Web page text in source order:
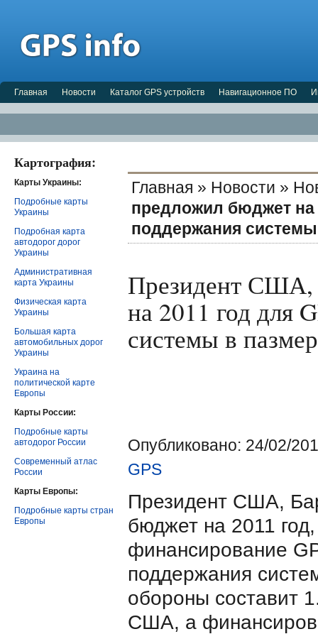
Главная Новости Каталог GPS устройств Навигационное ПО
Главная » Новости »
предложил бюджет на
поддержания
Президент США,
на 2011 год для
системы в
Опубликовано: 24/02/
GPS
Президент США,
бюджет на 2011
финансирование
поддержания
обороны составит
США, а
Картография:
Карты Украины:
Подробные карты
Украины
Подробная карта
автодорог дорог
Украины
Административная
карта Украины
Физическая карта
Украины
Большая карта
автомобильных дорог
Украины
Украина на
политической карте
Европы
Карты России:
Подробные карты
автодорог России
Современный атлас
России
Карты Европы:
Подробные карты стран
Европы